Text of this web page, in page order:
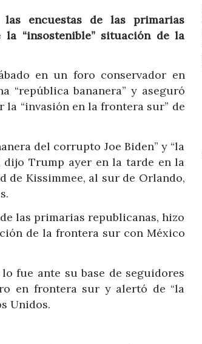
encuestas de las primarias
“insostenible” situación de la
en un foro conservador en
“república bananera” y aseguró
la “invasión en la frontera sur” de
del corrupto Joe Biden” y “la
dijo Trump ayer en la tarde en la
de Kissimmee, al sur de Orlando,
las primarias republicanas, hizo
de la frontera sur con México
fue ante su base de seguidores
en frontera sur y alertó de “la
Unidos.